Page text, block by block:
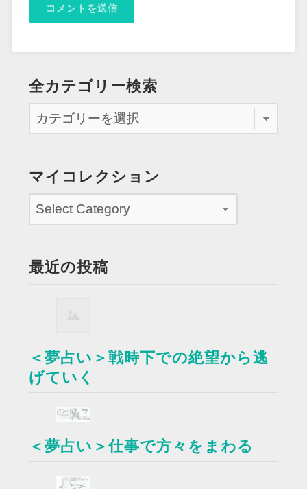
全カテゴリー検索
マイコレクション
最近の投稿
＜夢占い＞戦時下での絶望から逃
げていく
＜夢占い＞仕事で方々をまわる